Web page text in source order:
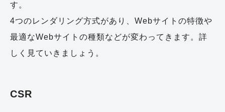
す。
4つのレンダリング方式があり、Webサイトの特徴や
最適なWebサイトの種類などが変わってきます。詳
しく見ていきましょう。
CSR